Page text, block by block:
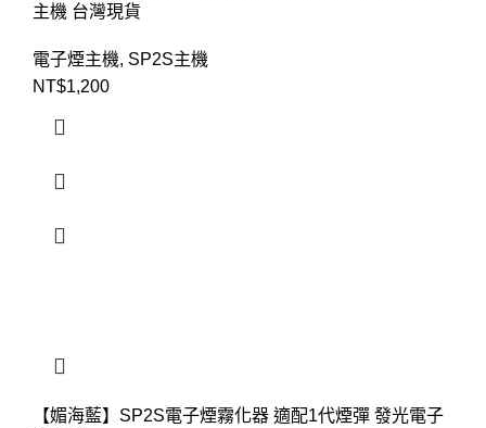
主機 台灣現貨
電子煙主機, SP2S主機
NT$1,200
【媚海藍】SP2S電子煙霧化器 適配1代煙彈 發光電子